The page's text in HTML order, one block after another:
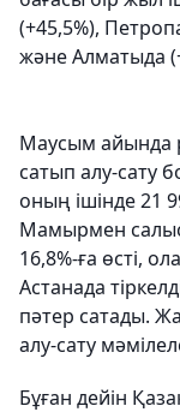
(+45,5%),
және Алматыда
Маусым айында
сатып алу-сату
оның ішінде 21
Мамырмен
16,8%-ға өсті,
Астанада
пәтер сатады.
алу-сату
Бұған дейін